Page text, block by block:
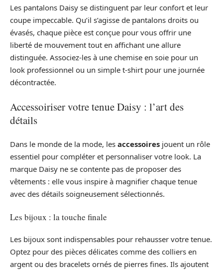
Les pantalons Daisy se distinguent par leur confort et leur
coupe impeccable. Qu’il s’agisse de pantalons droits ou
évasés, chaque pièce est conçue pour vous offrir une
liberté de mouvement tout en affichant une allure
distinguée. Associez-les à une chemise en soie pour un
look professionnel ou un simple t-shirt pour une journée
décontractée.
Accessoiriser votre tenue Daisy : l’art des
détails
Dans le monde de la mode, les accessoires jouent un rôle
essentiel pour compléter et personnaliser votre look. La
marque Daisy ne se contente pas de proposer des
vêtements : elle vous inspire à magnifier chaque tenue
avec des détails soigneusement sélectionnés.
Les bijoux : la touche finale
Les bijoux sont indispensables pour rehausser votre tenue.
Optez pour des pièces délicates comme des colliers en
argent ou des bracelets ornés de pierres fines. Ils ajoutent